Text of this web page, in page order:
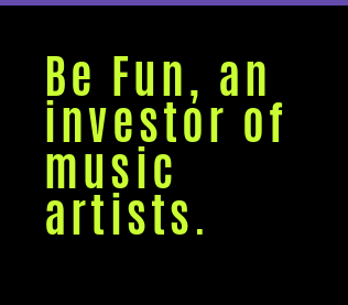
Be Fun, an
investor of
music
artists.